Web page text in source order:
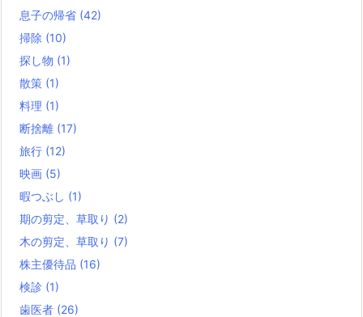
息子の帰省 (42)
掃除 (10)
探し物 (1)
散策 (1)
料理 (1)
断捨離 (17)
旅行 (12)
映画 (5)
暇つぶし (1)
期の剪定、草取り (2)
木の剪定、草取り (7)
株主優待品 (16)
検診 (1)
歯医者 (26)